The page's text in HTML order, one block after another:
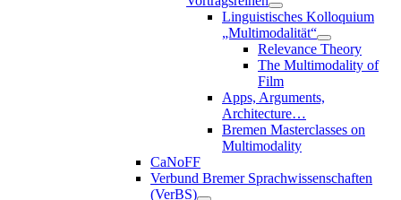
Linguistisches Kolloquium
„Multimodalität“
Relevance Theory
The Multimodality of
Film
Apps, Arguments,
Architecture…
Bremen Masterclasses on
Multimodality
CaNoFF
Verbund Bremer Sprachwissenschaften
(VerBS)